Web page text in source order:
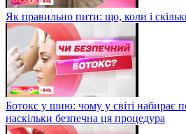
Як правильно пити: що, коли і
Ботокс у шию: чому у світі набирає
наскільки безпечна ця процедура